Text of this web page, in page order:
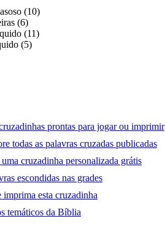
(10)
(6)
(11)
(5)
prontas para jogar ou imprimir
todas as palavras cruzadas publicadas
cruzadinha personalizada grátis
escondidas nas grades
imprima esta cruzadinha
temáticos da Bíblia